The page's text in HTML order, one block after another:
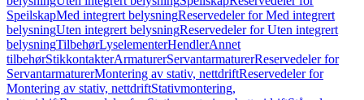
SpeilskapMed integrert belysningReservedeler for Med integrert
belysningUten integrert belysningReservedeler for Uten integrert
belysningTilbehørLyselementerHendlerAnnet
tilbehørStikkontakterArmaturerServantarmaturerReservedeler for
ServantarmaturerMontering av stativ, nettdriftReservedeler for
Montering av stativ, nettdriftStativmontering,